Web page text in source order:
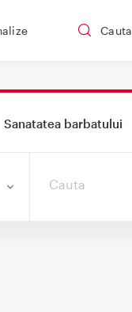
Cauta
Sanatatea barbatului